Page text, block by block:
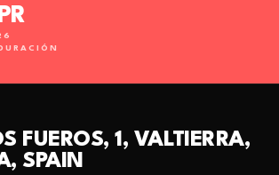
FUEROS, 1, VALTIERRA,
SPAIN